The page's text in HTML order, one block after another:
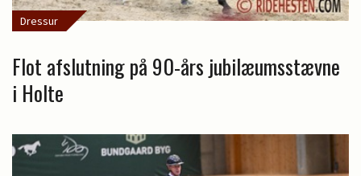
Dressur
Flot afslutning på 90-års jubilæumsstævne
i Holte